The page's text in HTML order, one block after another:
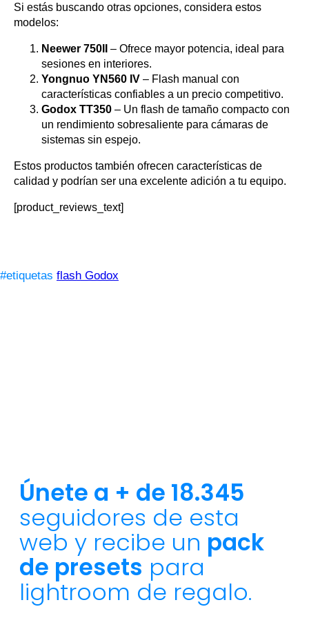
Si estás buscando otras opciones, considera estos
modelos:
Neewer 750II
– Ofrece mayor potencia, ideal para
sesiones en interiores.
Yongnuo YN560 IV – Flash manual con
características confiables a un precio competitivo.
Godox TT350 – Un flash de tamaño compacto con
un rendimiento sobresaliente para cámaras de
sistemas sin espejo.
Estos productos también ofrecen características de
calidad y podrían ser una excelente adición a tu equipo.
[product_reviews_text]
#etiquetas flash Godox
Únete a + de 18.345
seguidores de esta
web y recibe un pack
de presets para
lightroom de regalo.